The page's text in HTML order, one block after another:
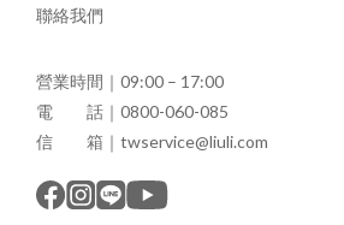
聯絡我們
營業時間｜09:00 – 17:00
電 話｜0800-060-085
信 箱｜twservice@liuli.com